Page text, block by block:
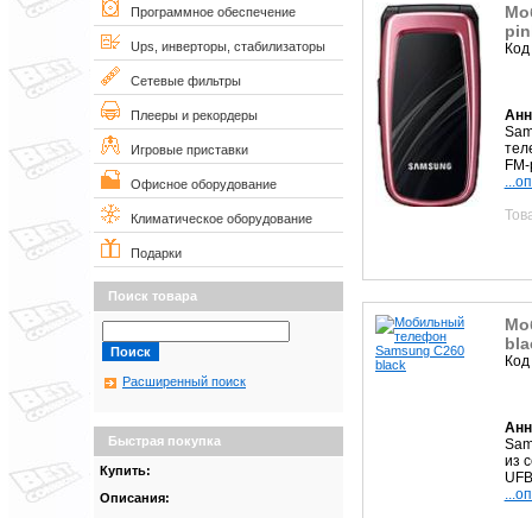
Программное обеспечение
Ups, инверторы, стабилизаторы
Сетевые фильтры
Плееры и рекордеры
Игровые приставки
Офисное оборудование
Климатическое оборудование
Подарки
Поиск товара
Расширенный поиск
Быстрая покупка
Купить:
Описания:
из